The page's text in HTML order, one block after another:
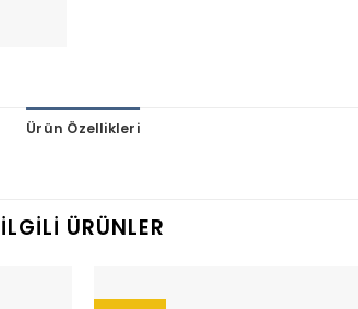
Ürün Özellikleri
İLGILI ÜRÜNLER